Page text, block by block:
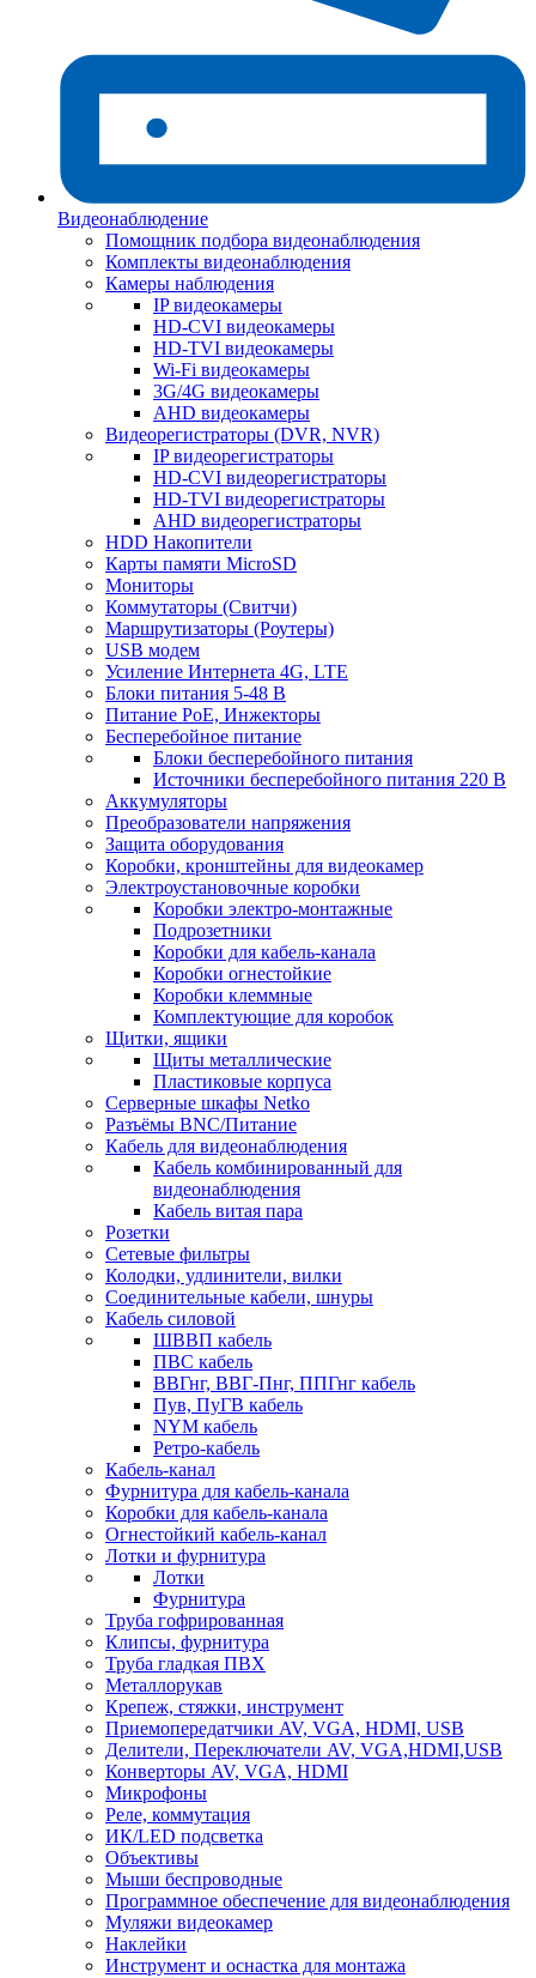
Видеонаблюдение
Помощник подбора видеонаблюдения
Комплекты видеонаблюдения
Камеры наблюдения
IP видеокамеры
HD-CVI видеокамеры
HD-TVI видеокамеры
Wi-Fi видеокамеры
3G/4G видеокамеры
AHD видеокамеры
Видеорегистраторы (DVR, NVR)
IP видеорегистраторы
HD-CVI видеорегистраторы
HD-TVI видеорегистраторы
AHD видеорегистраторы
HDD Накопители
Карты памяти MicroSD
Мониторы
Коммутаторы (Свитчи)
Маршрутизаторы (Роутеры)
USB модем
Усиление Интернета 4G, LTE
Блоки питания 5-48 В
Питание PoE, Инжекторы
Бесперебойное питание
Блоки бесперебойного питания
Источники бесперебойного питания 220 В
Аккумуляторы
Преобразователи напряжения
Защита оборудования
Коробки, кронштейны для видеокамер
Электроустановочные коробки
Коробки электро-монтажные
Подрозетники
Коробки для кабель-канала
Коробки огнестойкие
Коробки клеммные
Комплектующие для коробок
Щитки, ящики
Щиты металлические
Пластиковые корпуса
Серверные шкафы Netko
Разъёмы BNC/Питание
Кабель для видеонаблюдения
Кабель комбинированный для
видеонаблюдения
Кабель витая пара
Розетки
Сетевые фильтры
Колодки, удлинители, вилки
Соединительные кабели, шнуры
Кабель силовой
ШВВП кабель
ПВС кабель
ВВГнг, ВВГ-Пнг, ППГнг кабель
Пув, ПуГВ кабель
NYM кабель
Ретро-кабель
Кабель-канал
Фурнитура для кабель-канала
Коробки для кабель-канала
Огнестойкий кабель-канал
Лотки и фурнитура
Лотки
Фурнитура
Труба гофрированная
Клипсы, фурнитура
Труба гладкая ПВХ
Металлорукав
Крепеж, стяжки, инструмент
Приемопередатчики AV, VGA, HDMI, USB
Делители, Переключатели AV, VGA,HDMI,USB
Конверторы AV, VGA, HDMI
Микрофоны
Реле, коммутация
ИК/LED подсветка
Объективы
Мыши беспроводные
Программное обеспечение для видеонаблюдения
Муляжи видеокамер
Наклейки
Инструмент и оснастка для монтажа